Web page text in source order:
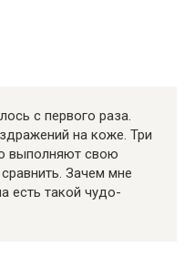
с первого раза.
на коже. Три
выполняют свою
Зачем мне
есть такой чудо-